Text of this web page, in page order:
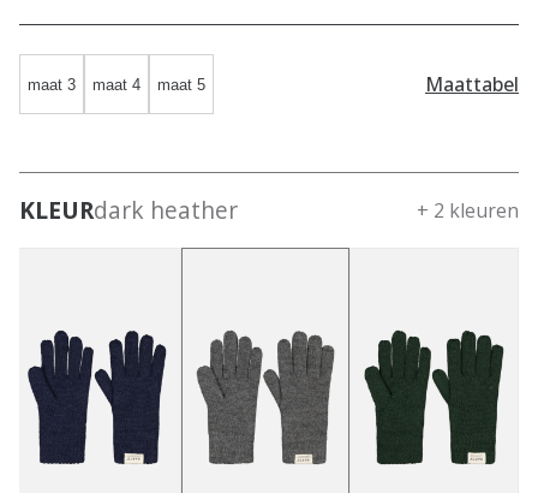
maat 3 maat 4 maat 5 Maattabel
KLEURdark heather + 2 kleuren